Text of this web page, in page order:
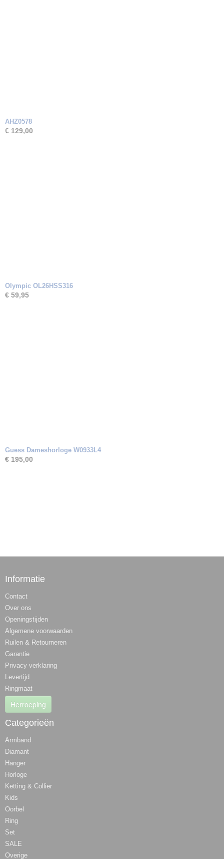
AHZ0578
€ 129,00
Olympic OL26HSS316
€ 59,95
Guess Dameshorloge W0933L4
€ 195,00
Informatie
Contact
Over ons
Openingstijden
Algemene voorwaarden
Ruilen & Retourneren
Garantie
Privacy verklaring
Levertijd
Ringmaat
Herroeping
Categorieën
Armband
Diamant
Hanger
Horloge
Ketting & Collier
Kids
Oorbel
Ring
Set
SALE
Overige